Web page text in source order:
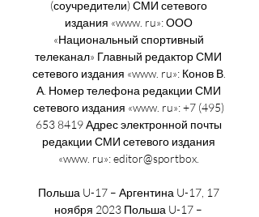
(соучредители) СМИ сетевого
издания «www. ru»: ООО
«Национальный спортивный
телеканал» Главный редактор СМИ
сетевого издания «www. ru»: Конов В.
А. Номер телефона редакции СМИ
сетевого издания «www. ru»: +7 (495)
653 8419 Адрес электронной почты
редакции СМИ сетевого издания
«www. ru»: editor@sportbox.
Польша U-17 – Аргентина U-17, 17
ноября 2023 Польша U-17 –